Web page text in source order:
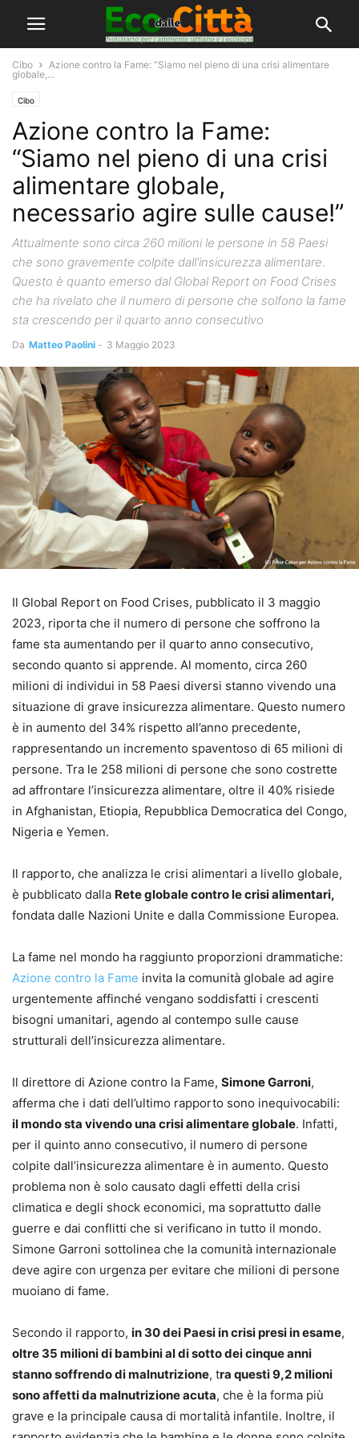
Cibo
Azione contro la Fame: “Siamo nel pieno di una crisi alimentare
globale,...
Cibo
Azione contro la Fame:
“Siamo nel pieno di una crisi
alimentare globale,
necessario agire sulle cause!”
Attualmente sono circa 260 milioni le persone in 58 Paesi
che sono gravemente colpite dall'insicurezza alimentare.
Questo è quanto emerso dal Global Report on Food Crises
che ha rivelato che il numero di persone che solfono la fame
sta crescendo per il quarto anno consecutivo
Da Matteo Paolini - 3 Maggio 2023
Il Global Report on Food Crises, pubblicato il 3 maggio
2023, riporta che il numero di persone che soffrono la
fame sta aumentando per il quarto anno consecutivo,
secondo quanto si apprende. Al momento, circa 260
milioni di individui in 58 Paesi diversi stanno vivendo una
situazione di grave insicurezza alimentare. Questo numero
è in aumento del 34% rispetto all’anno precedente,
rappresentando un incremento spaventoso di 65 milioni di
persone. Tra le 258 milioni di persone che sono costrette
ad affrontare l’insicurezza alimentare, oltre il 40% risiede
in Afghanistan, Etiopia, Repubblica Democratica del Congo,
Nigeria e Yemen.
Il rapporto, che analizza le crisi alimentari a livello globale,
è pubblicato dalla Rete globale contro le crisi alimentari,
fondata dalle Nazioni Unite e dalla Commissione Europea.
La fame nel mondo ha raggiunto proporzioni drammatiche:
Azione contro la Fame invita la comunità globale ad agire
urgentemente affinché vengano soddisfatti i crescenti
bisogni umanitari, agendo al contempo sulle cause
strutturali dell’insicurezza alimentare.
Il direttore di Azione contro la Fame, Simone Garroni,
afferma che i dati dell’ultimo rapporto sono inequivocabili:
il mondo sta vivendo una crisi alimentare globale. Infatti,
per il quinto anno consecutivo, il numero di persone
colpite dall’insicurezza alimentare è in aumento. Questo
problema non è solo causato dagli effetti della crisi
climatica e degli shock economici, ma soprattutto dalle
guerre e dai conflitti che si verificano in tutto il mondo.
Simone Garroni sottolinea che la comunità internazionale
deve agire con urgenza per evitare che milioni di persone
muoiano di fame.
Secondo il rapporto, in 30 dei Paesi in crisi presi in esame,
oltre 35 milioni di bambini al di sotto dei cinque anni
stanno soffrendo di malnutrizione, tra questi 9,2 milioni
sono affetti da malnutrizione acuta, che è la forma più
grave e la principale causa di mortalità infantile. Inoltre, il